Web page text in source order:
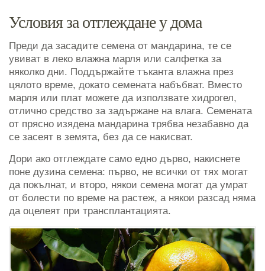
Условия за отглеждане у дома
Преди да засадите семена от мандарина, те се
увиват в леко влажна марля или салфетка за
няколко дни. Поддържайте тъканта влажна през
цялото време, докато семената набъбват. Вместо
марля или плат можете да използвате хидрогел,
отлично средство за задържане на влага. Семената
от прясно изядена мандарина трябва незабавно да
се засеят в земята, без да се накисват.
Дори ако отглеждате само едно дърво, накиснете
поне дузина семена: първо, не всички от тях могат
да покълнат, и второ, някои семена могат да умрат
от болести по време на растеж, а някои разсад няма
да оцелеят при трансплантацията.